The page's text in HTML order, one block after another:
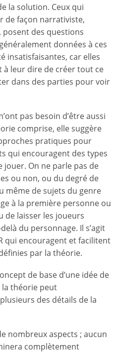
la solution. Ceux qui
de façon narrativiste,
des questions
données à ces
insatisfaisantes, car elles
leur dire de créer tout ce
dans des parties pour voir
pas besoin d’être aussi
comprise, elle suggère
pratiques pour
qui encouragent des types
On ne parle pas de
ou non, ou du degré de
même de sujets du genre
à la première personne ou
de laisser les joueurs
du personnage. Il s’agit
qui encouragent et facilitent
par la théorie.
de base d’une idée de
la théorie peut
des détails de la
nombreux aspects ; aucun
complètement